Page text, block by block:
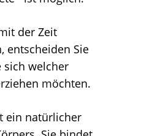
der Zeit
entscheiden Sie
sich welcher
möchten.
ein natürlicher